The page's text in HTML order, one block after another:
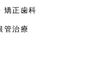
矯正歯科
管治療